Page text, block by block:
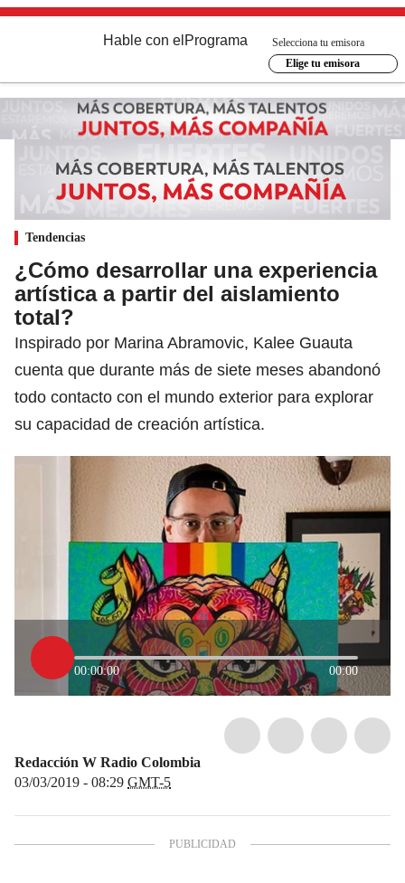
Hable con el Programa
Selecciona tu emisora
Elige tu emisora
Tendencias
¿Cómo desarrollar una experiencia
artística a partir del aislamiento
total?
Inspirado por Marina Abramovic, Kalee Guauta
cuenta que durante más de siete meses abandonó
todo contacto con el mundo exterior para explorar
su capacidad de creación artística.
00:00:00 00:00
Redacción W Radio Colombia
03/03/2019 - 08:29 GMT-5